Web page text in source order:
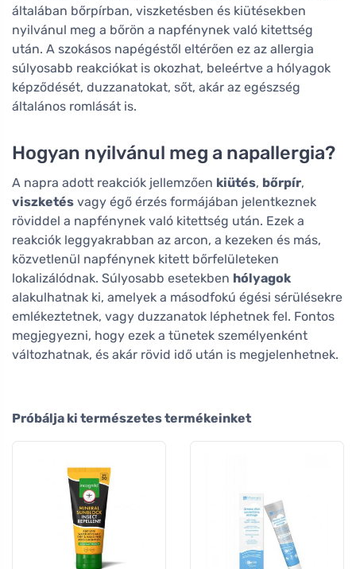
általában bőrpírban, viszketésben és kiütésekben
nyilvánul meg a bőrön a napfénynek való kitettség
után. A szokásos napégéstől eltérően ez az allergia
súlyosabb reakciókat is okozhat, beleértve a hólyagok
képződését, duzzanatokat, sőt, akár az egészség
általános romlását is.
Hogyan nyilvánul meg a napallergia?
A napra adott reakciók jellemzően kiütés, bőrpír,
viszketés vagy égő érzés formájában jelentkeznek
röviddel a napfénynek való kitettség után. Ezek a
reakciók leggyakrabban az arcon, a kezeken és más,
közvetlenül napfénynek kitett bőrfelületeken
lokalizálódnak. Súlyosabb esetekben hólyagok
alakulhatnak ki, amelyek a másodfokú égési sérülésekre
emlékeztetnek, vagy duzzanatok léphetnek fel. Fontos
megjegyezni, hogy ezek a tünetek személyenként
változhatnak, és akár rövid idő után is megjelenhetnek.
Próbálja ki természetes termékeinket